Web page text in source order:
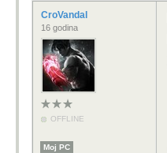
CroVandal
16 godina
OFFLINE
Moj PC